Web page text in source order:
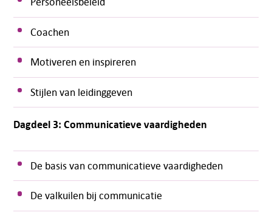
Coachen
Motiveren en inspireren
Stijlen van leidinggeven
Dagdeel 3: Communicatieve vaardigheden
De basis van communicatieve vaardigheden
De valkuilen bij communicatie